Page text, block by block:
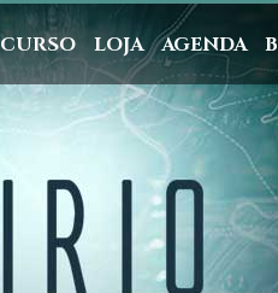
CURSO LOJA AGENDA